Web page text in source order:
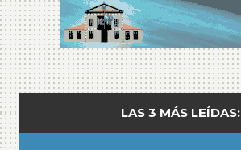
LAS 3 MÁS LEÍDAS: